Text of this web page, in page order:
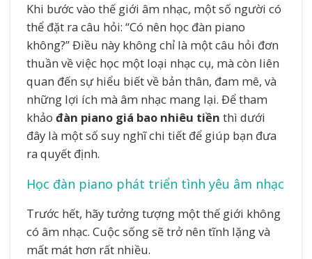
Khi bước vào thế giới âm nhạc, một số người có
thể đặt ra câu hỏi: “Có nên học đàn piano
không?” Điều này không chỉ là một câu hỏi đơn
thuần về việc học một loại nhạc cụ, mà còn liên
quan đến sự hiểu biết về bản thân, đam mê, và
những lợi ích mà âm nhạc mang lại. Để tham
khảo đàn piano giá bao nhiêu tiền thì dưới
đây là một số suy nghĩ chi tiết để giúp bạn đưa
ra quyết định.
Học đàn piano phát triển tình yêu âm nhạc
Trước hết, hãy tưởng tượng một thế giới không
có âm nhạc. Cuộc sống sẽ trở nên tĩnh lặng và
mất mát hơn rất nhiều.